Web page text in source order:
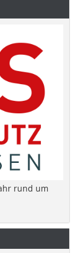
rund um